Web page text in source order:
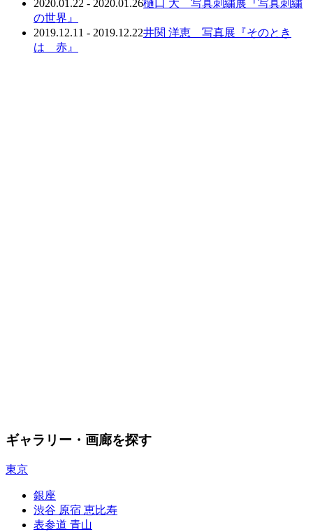
2020.01.22 - 2020.01.26樋口 大 写真刺繍展『写真刺繍
の世界』
2019.12.11 - 2019.12.22井関 洋恵 写真展『そのとき
は 赤』
ギャラリー・画廊を探す
東京
銀座
渋谷 原宿 恵比寿
表参道 青山